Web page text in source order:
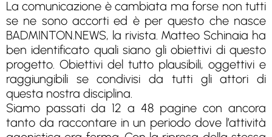
La comunicazione è cambiata ma forse non tutti
se ne sono accorti ed è per questo che nasce
BADMINTON.NEWS, la rivista. Matteo Schinaia ha
ben identificato quali siano gli obiettivi di questo
progetto. Obiettivi del tutto plausibili, oggettivi e
raggiungibili se condivisi da tutti gli attori di
questa nostra disciplina.
Siamo passati da 12 a 48 pagine con ancora
tanto da raccontare in un periodo dove l’attività